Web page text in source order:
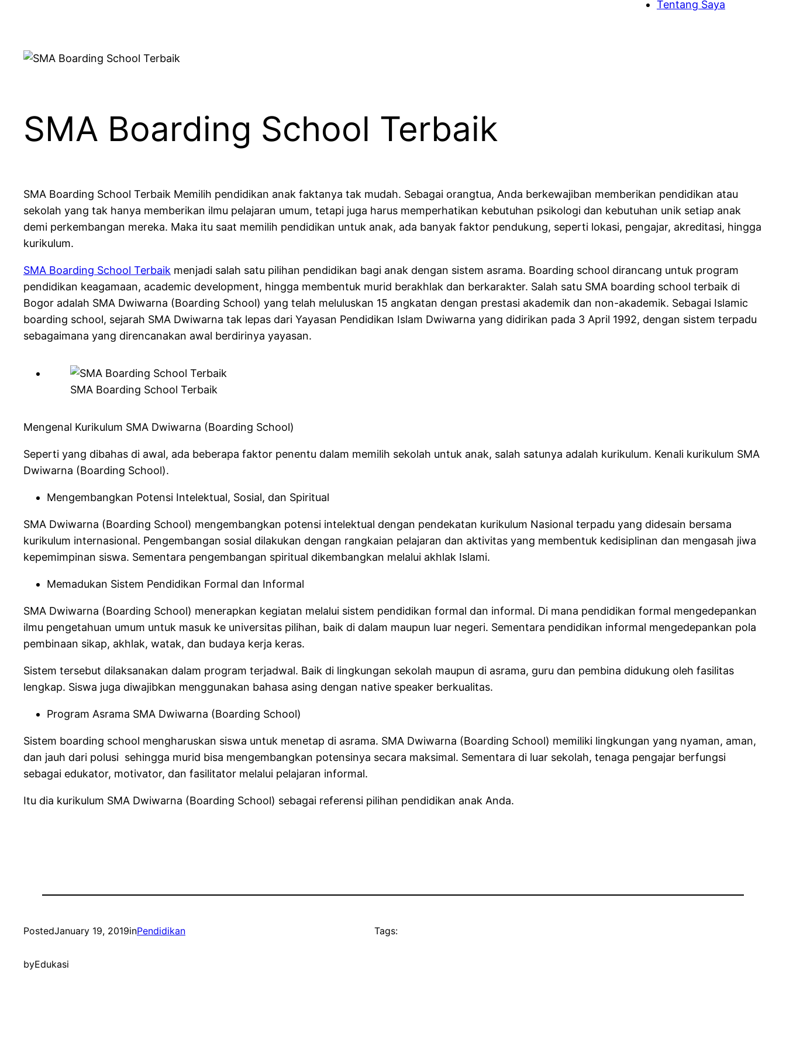
Tentang Saya
SMA Boarding School Terbaik
SMA Boarding School Terbaik Memilih pendidikan anak faktanya tak mudah. Sebagai orangtua, Anda berkewajiban memberikan pendidikan atau
sekolah yang tak hanya memberikan ilmu pelajaran umum, tetapi juga harus memperhatikan kebutuhan psikologi dan kebutuhan unik setiap anak
demi perkembangan mereka. Maka itu saat memilih pendidikan untuk anak, ada banyak faktor pendukung, seperti lokasi, pengajar, akreditasi, hingga
kurikulum.
SMA Boarding School Terbaik menjadi salah satu pilihan pendidikan bagi anak dengan sistem asrama. Boarding school dirancang untuk program
pendidikan keagamaan, academic development, hingga membentuk murid berakhlak dan berkarakter. Salah satu SMA boarding school terbaik di
Bogor adalah SMA Dwiwarna (Boarding School) yang telah meluluskan 15 angkatan dengan prestasi akademik dan non-akademik. Sebagai Islamic
boarding school, sejarah SMA Dwiwarna tak lepas dari Yayasan Pendidikan Islam Dwiwarna yang didirikan pada 3 April 1992, dengan sistem terpadu
sebagaimana yang direncanakan awal berdirinya yayasan.
SMA Boarding School Terbaik
Mengenal Kurikulum SMA Dwiwarna (Boarding School)
Seperti yang dibahas di awal, ada beberapa faktor penentu dalam memilih sekolah untuk anak, salah satunya adalah kurikulum. Kenali kurikulum SMA
Dwiwarna (Boarding School).
Mengembangkan Potensi Intelektual, Sosial, dan Spiritual
SMA Dwiwarna (Boarding School) mengembangkan potensi intelektual dengan pendekatan kurikulum Nasional terpadu yang didesain bersama
kurikulum internasional. Pengembangan sosial dilakukan dengan rangkaian pelajaran dan aktivitas yang membentuk kedisiplinan dan mengasah jiwa
kepemimpinan siswa. Sementara pengembangan spiritual dikembangkan melalui akhlak Islami.
Memadukan Sistem Pendidikan Formal dan Informal
SMA Dwiwarna (Boarding School) menerapkan kegiatan melalui sistem pendidikan formal dan informal. Di mana pendidikan formal mengedepankan
ilmu pengetahuan umum untuk masuk ke universitas pilihan, baik di dalam maupun luar negeri. Sementara pendidikan informal mengedepankan pola
pembinaan sikap, akhlak, watak, dan budaya kerja keras.
Sistem tersebut dilaksanakan dalam program terjadwal. Baik di lingkungan sekolah maupun di asrama, guru dan pembina didukung oleh fasilitas
lengkap. Siswa juga diwajibkan menggunakan bahasa asing dengan native speaker berkualitas.
Program Asrama SMA Dwiwarna (Boarding School)
Sistem boarding school mengharuskan siswa untuk menetap di asrama. SMA Dwiwarna (Boarding School) memiliki lingkungan yang nyaman, aman,
dan jauh dari polusi sehingga murid bisa mengembangkan potensinya secara maksimal. Sementara di luar sekolah, tenaga pengajar berfungsi
sebagai edukator, motivator, dan fasilitator melalui pelajaran informal.
Itu dia kurikulum SMA Dwiwarna (Boarding School) sebagai referensi pilihan pendidikan anak Anda.
PostedJanuary 19, 2019inPendidikan
byEdukasi
Tags: